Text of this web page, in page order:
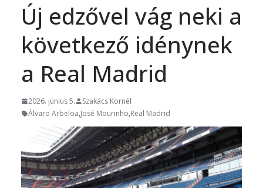
Új edzővel vág neki a
következő idénynek
a Real Madrid
2026. június 5.
Szakács Kornél
Álvaro Arbeloa,José Mourinho,Real Madrid